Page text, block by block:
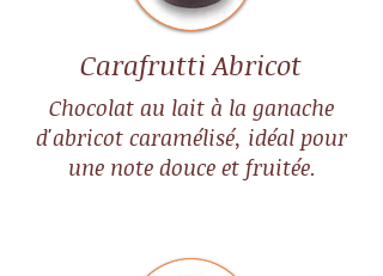
Carafrutti Abricot
Chocolat au lait à la ganache
d'abricot caramélisé, idéal pour
une note douce et fruitée.